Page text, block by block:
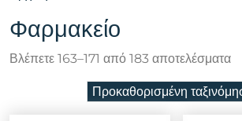
Φαρμακείο
Βλέπετε 163–171 από 183 αποτελέσματα